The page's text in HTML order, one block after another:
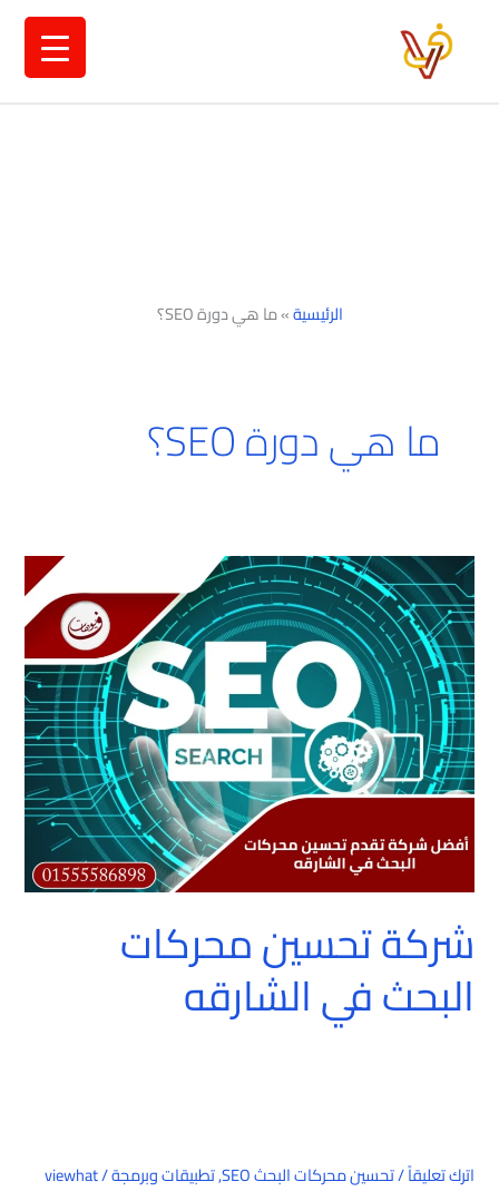
الرئيسية»ما هي دورة SEO؟
ما هي دورة SEO؟
شركة تحسين محركات
البحث في الشارقه
اترك تعليقاً/تحسين محركات البحث SEO ,تطبيقات وبرمجة/
viewhat
شركة
تحسين
محركات
البحث
في
الشارقه